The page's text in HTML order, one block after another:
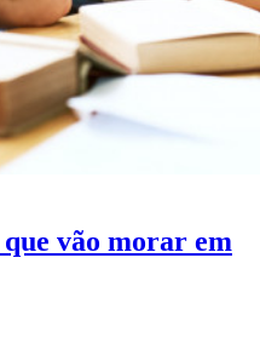
vão morar em